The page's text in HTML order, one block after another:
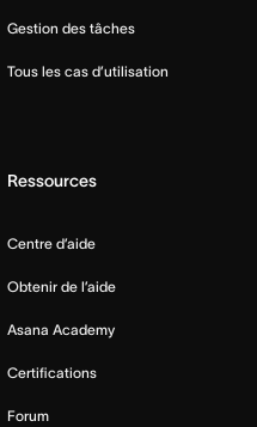
Gestion des tâches
Tous les cas d’utilisation
Ressources
Centre d’aide
Obtenir de l’aide
Asana Academy
Certifications
Forum